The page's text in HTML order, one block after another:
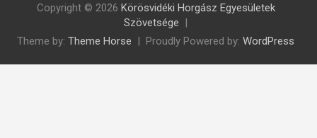
Copyright © 2026 Körösvidéki Horgász Egyesületek
Szövetsége
Theme by: Theme Horse Proudly Powered by: WordPress